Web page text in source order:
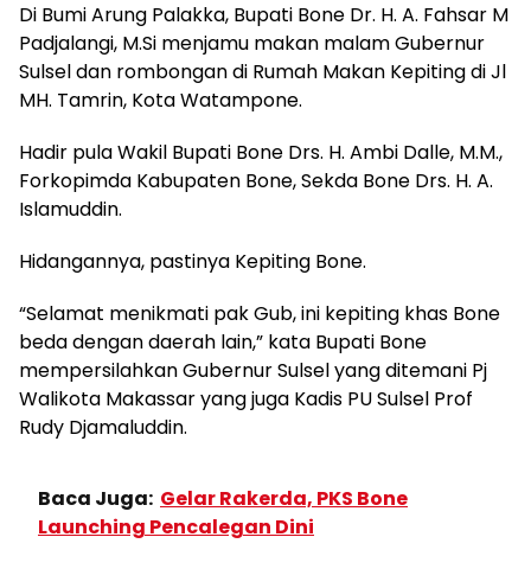
Di Bumi Arung Palakka, Bupati Bone Dr. H. A. Fahsar M
Padjalangi, M.Si menjamu makan malam Gubernur
Sulsel dan rombongan di Rumah Makan Kepiting di Jl
MH. Tamrin, Kota Watampone.
Hadir pula Wakil Bupati Bone Drs. H. Ambi Dalle, M.M.,
Forkopimda Kabupaten Bone, Sekda Bone Drs. H. A.
Islamuddin.
Hidangannya, pastinya Kepiting Bone.
“Selamat menikmati pak Gub, ini kepiting khas Bone
beda dengan daerah lain,” kata Bupati Bone
mempersilahkan Gubernur Sulsel yang ditemani Pj
Walikota Makassar yang juga Kadis PU Sulsel Prof
Rudy Djamaluddin.
Baca Juga: Gelar Rakerda, PKS Bone
Launching Pencalegan Dini